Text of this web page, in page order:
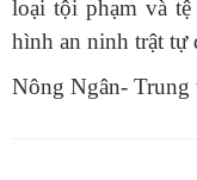
loại tội phạm và
hình an ninh trật tự
Nông Ngân-